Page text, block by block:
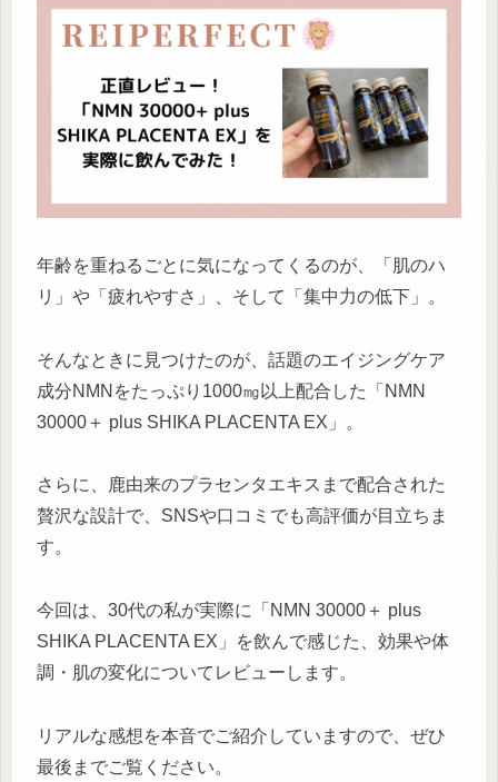
年齢を重ねるごとに気になってくるのが、「肌のハ
リ」や「疲れやすさ」、そして「集中力の低下」。
そんなときに見つけたのが、話題のエイジングケア
成分NMNをたっぷり1000㎎以上配合した「NMN
30000＋ plus SHIKA PLACENTA EX」。
さらに、鹿由来のプラセンタエキスまで配合された
贅沢な設計で、SNSや口コミでも高評価が目立ちま
す。
今回は、30代の私が実際に「NMN 30000＋ plus
SHIKA PLACENTA EX」を飲んで感じた、効果や体
調・肌の変化についてレビューします。
リアルな感想を本音でご紹介していますので、ぜひ
最後までご覧ください。